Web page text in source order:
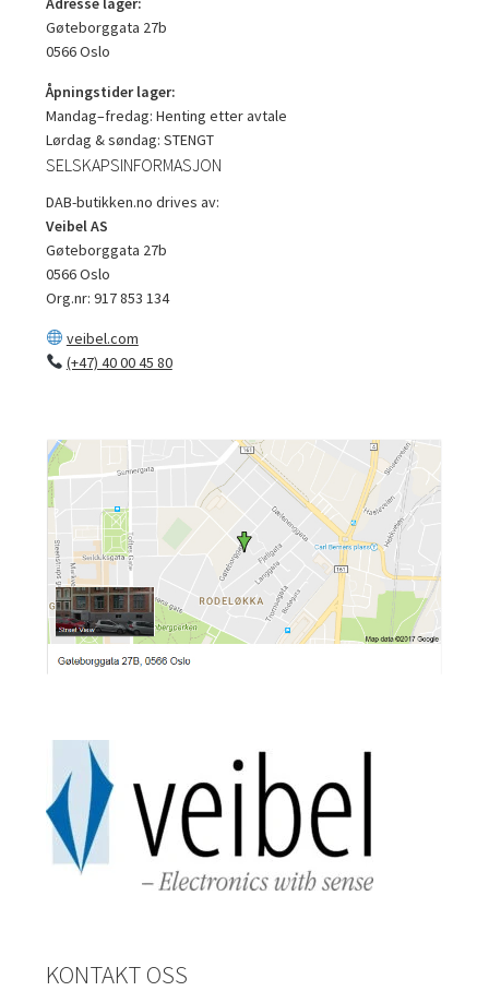
Gøteborggata 27b
0566 Oslo
Åpningstider lager:
Mandag–fredag: Henting etter avtale
Lørdag & søndag: STENGT
SELSKAPSINFORMASJON
DAB-butikken.no drives av:
Veibel AS
Gøteborggata 27b
0566 Oslo
Org.nr: 917 853 134
veibel.com
(+47) 40 00 45 80
KONTAKT OSS